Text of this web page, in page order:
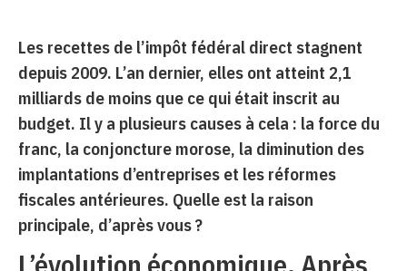
Les recettes de l’impôt fédéral direct stagnent
depuis 2009. L’an dernier, elles ont atteint 2,1
milliards de moins que ce qui était inscrit au
budget. Il y a plusieurs causes à cela : la force du
franc, la conjoncture morose, la diminution des
implantations d’entreprises et les réformes
fiscales antérieures. Quelle est la raison
principale, d’après vous ?